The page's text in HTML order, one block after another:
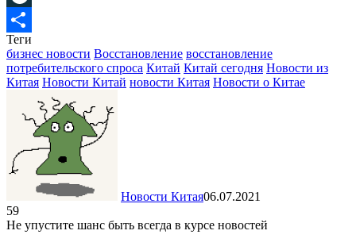
LiveJournal
Отправить
Теги
бизнес новости Восстановление восстановление
потребительского спроса Китай Китай сегодня Новости из
Китая Новости Китай новости Китая Новости о Китае
Новости Китая06.07.2021
59
Не упустите шанс быть всегда в курсе новостей